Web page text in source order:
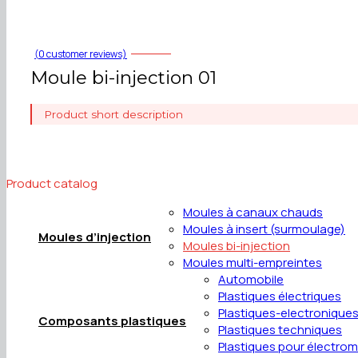
(0customer reviews)
Moule bi-injection 01
Product short description
Product catalog
Moules d’injection
Moules à canaux chauds
Moules à insert (surmoulage)
Moules bi-injection
Moules multi-empreintes
Composants plastiques
Automobile
Plastiques électriques
Plastiques-electroniques
Plastiques techniques
Plastiques pour